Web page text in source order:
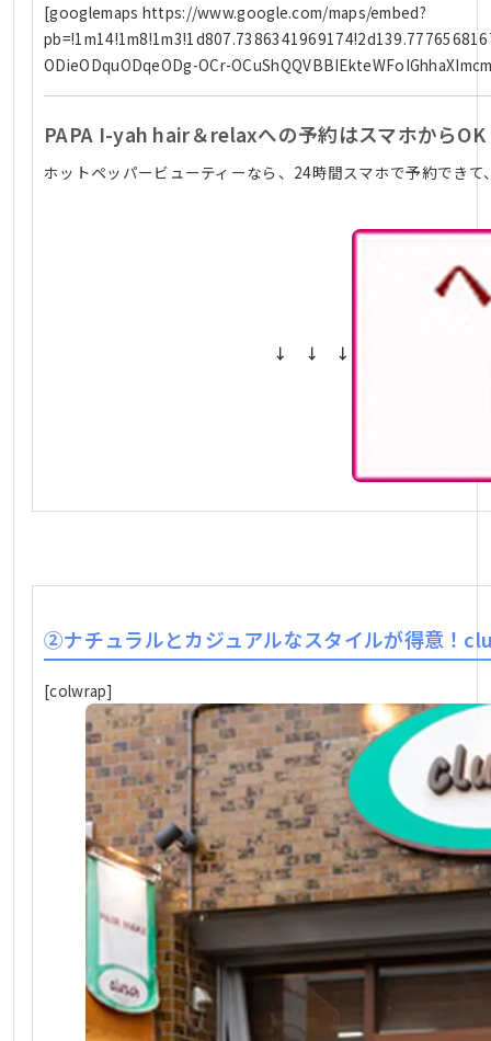
[googlemaps https://www.google.com/maps/embed?
ODieODquODqeODg-OCr-
PAPA I-yah hair＆relaxへの予約はスマホからOK
ホットペッパービューティーなら、24時間スマホで予約でき
↓ ↓ ↓
②ナチュラルとカジュアルなスタイルが得意！
[colwrap]